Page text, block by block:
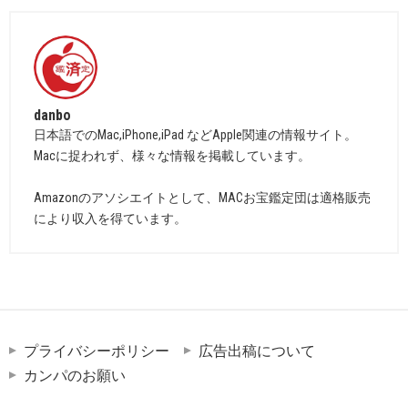
danbo
日本語でのMac,iPhone,iPad などApple関連の情報サイト。
Macに捉われず、様々な情報を掲載しています。
Amazonのアソシエイトとして、MACお宝鑑定団は適格販売
により収入を得ています。
プライバシーポリシー
広告出稿について
カンパのお願い